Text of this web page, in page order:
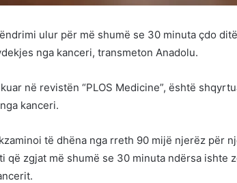
ulur për më shumë se 30 minuta çdo
nga kanceri, transmeton Anadolu.
në revistën “PLOS Medicine”, është
kanceri.
të dhëna nga rreth 90 mijë njerëz për
që zgjat më shumë se 30 minuta ndërsa ishte